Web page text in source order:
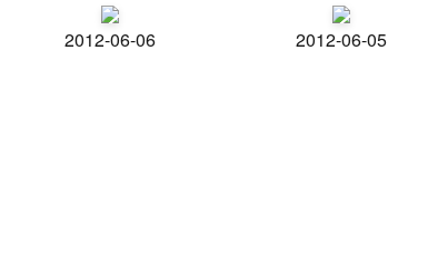
2012-06-06 2012-06-05